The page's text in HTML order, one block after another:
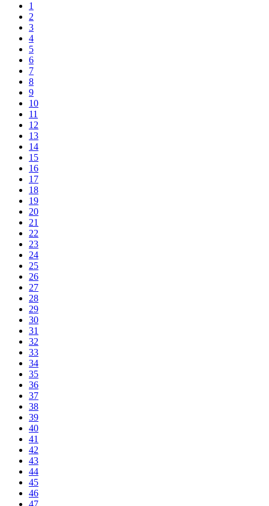
1
2
3
4
5
6
7
8
9
10
11
12
13
14
15
16
17
18
19
20
21
22
23
24
25
26
27
28
29
30
31
32
33
34
35
36
37
38
39
40
41
42
43
44
45
46
47